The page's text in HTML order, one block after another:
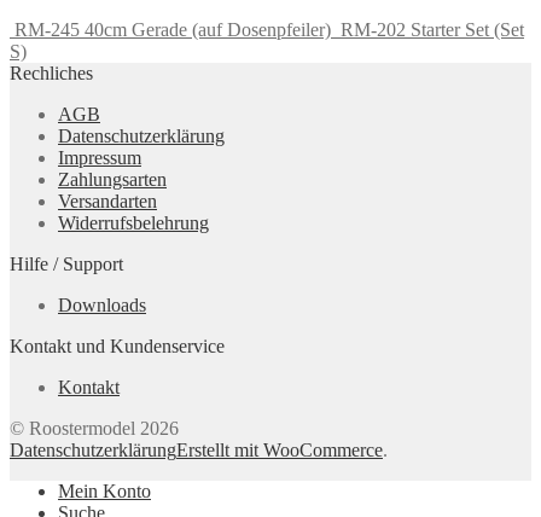
RM-245 40cm Gerade (auf Dosenpfeiler) RM-202 Starter Set (Set
S)
Rechliches
AGB
Datenschutzerklärung
Impressum
Zahlungsarten
Versandarten
Widerrufsbelehrung
Hilfe / Support
Downloads
Kontakt und Kundenservice
Kontakt
© Roostermodel 2026
DatenschutzerklärungErstellt mit WooCommerce.
Mein Konto
Suche